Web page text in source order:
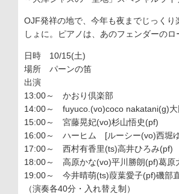
OJF発祥の地で、今年も夜までじっく
しょに。ピアノは、あのフェンダーの
日時 10/15(土)
場所 パーンの笛
出演
13:00～ かおり倶楽部
14:00～ fuyuco.(vo)coco nakatani(g)大
15:00～ 宮藤晃妃(vo)杉山悟史(pf)
16:00～ ハーヒム [ルーシー(vo)西堀
17:00～ 西村有香里(ts)高井ひろみ(pf)
18:00～ 高原かな(vo)平川勝朗(pf)葛原
19:00～ 今井晴萌(ts)葭葉愛子(pf)磯部
（演奏各40分・入れ替え制）